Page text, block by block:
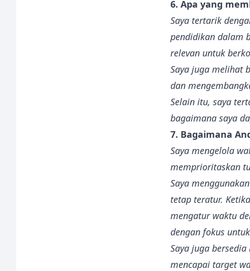
6. Apa yang
Saya tertarik
pendidikan dalam
relevan untuk
Saya juga melihat
dan
Selain itu, saya
bagaimana saya
7. Bagaimana
Saya mengelola
memprioritaskan
Saya
tetap teratur.
mengatur waktu
dengan fokus
Saya juga
mencapai target